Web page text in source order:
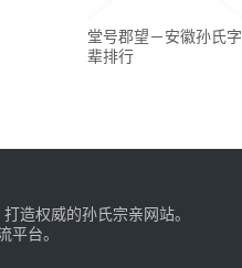
堂号郡望－安徽孙氏字
辈排行
造权威的孙氏宗亲网站。
台。